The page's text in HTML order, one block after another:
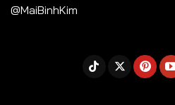
Tập 115
@MaiBinhKim